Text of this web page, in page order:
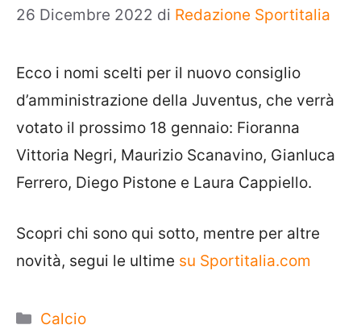
26 Dicembre 2022 di Redazione Sportitalia
Ecco i nomi scelti per il nuovo consiglio
d’amministrazione della Juventus, che verrà
votato il prossimo 18 gennaio: Fioranna
Vittoria Negri, Maurizio Scanavino, Gianluca
Ferrero, Diego Pistone e Laura Cappiello.
Scopri chi sono qui sotto, mentre per altre
novità, segui le ultime su Sportitalia.com
Categorie
Calcio